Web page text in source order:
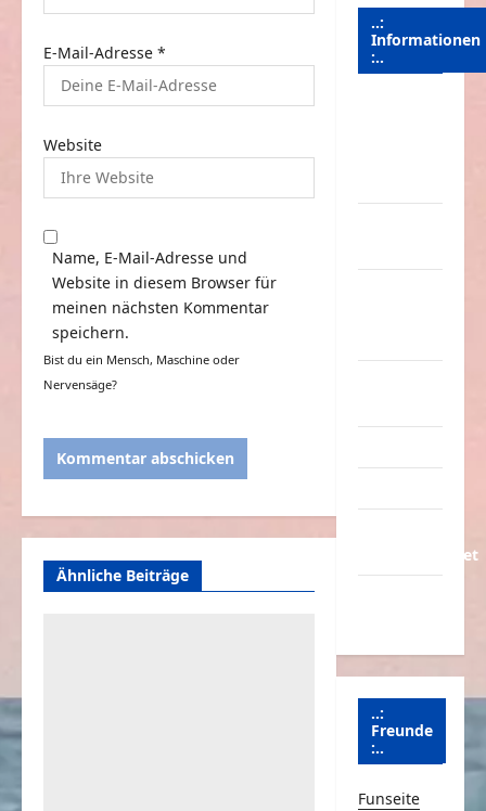
E-Mail-Adresse *
Website
Name, E-Mail-Adresse und
Website in diesem Browser für
meinen nächsten Kommentar
speichern.
Bist du ein Mensch, Maschine oder
Nervensäge?
Ähnliche Beiträge
..:
Informationen
:..
Schmunzeln.net
..:
Freunde
:..
Funseite